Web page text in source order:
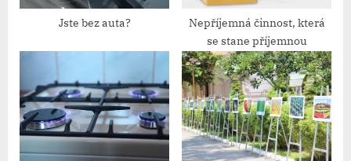
Jste bez auta?
Nepříjemná činnost, která
se stane příjemnou